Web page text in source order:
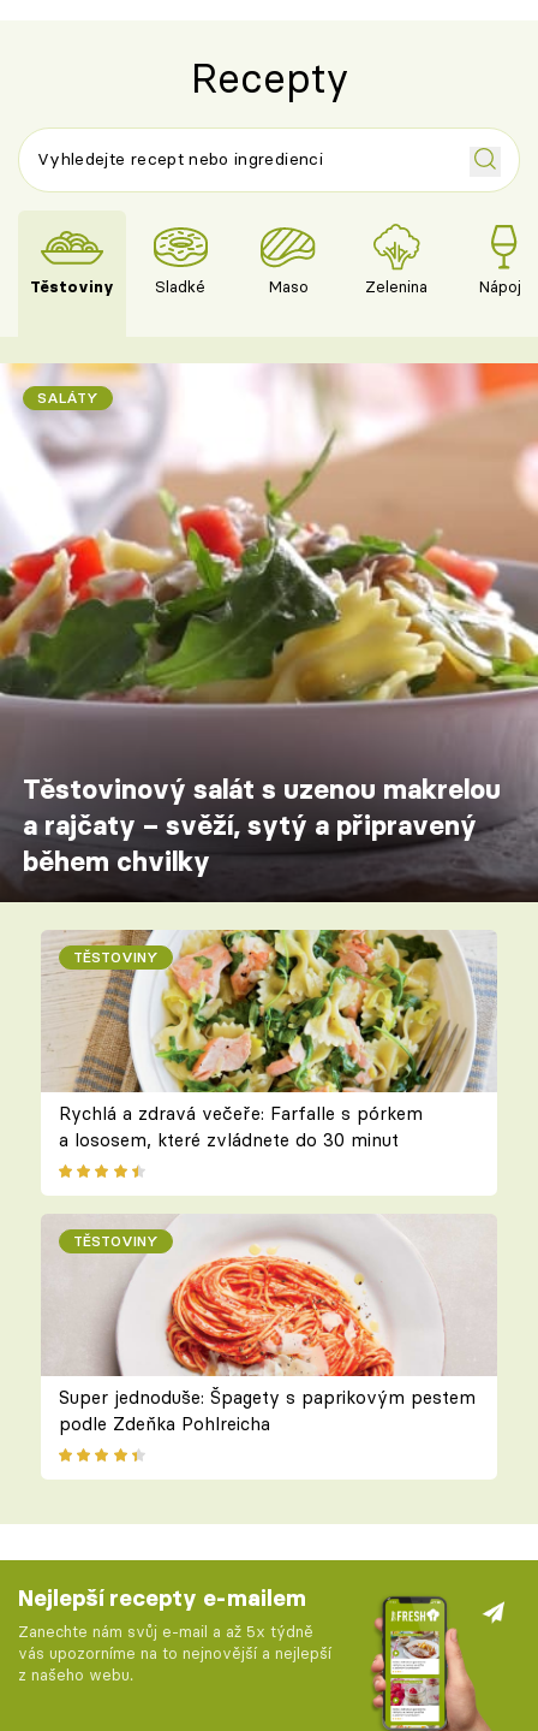
Recepty
Těstoviny Sladké Maso Zelenina Nápoje
SALÁTY
Těstovinový salát s uzenou makrelou
a rajčaty – svěží, sytý a připravený
během chvilky
TĚSTOVINY
Rychlá a zdravá večeře: Farfalle s pórkem
a lososem, které zvládnete do 30 minut
TĚSTOVINY
Super jednoduše: Špagety s paprikovým pestem
podle Zdeňka Pohlreicha
Nejlepší recepty e-mailem
Zanechte nám svůj e-mail a až 5x týdně
vás upozorníme na to nejnovější a nejlepší
z našeho webu.